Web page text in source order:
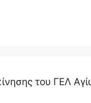
του ΓΕΛ